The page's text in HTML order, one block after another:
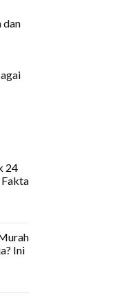
dan
24
Fakta
Ini